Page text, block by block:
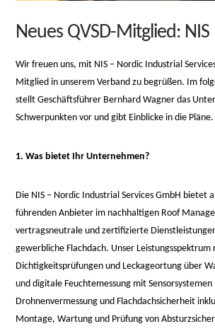
Neues QVSD-Mitglied: NIS
Wir freuen uns, mit NIS – Nordic Industrial
Mitglied in unserem Verband zu begrüßen. Im
stellt Geschäftsführer Bernhard Wagner das
Schwerpunkten vor und gibt Einblicke in die Pläne.
1. Was bietet Ihr Unternehmen?
Die NIS – Nordic Industrial Services GmbH bietet
führenden Anbieter im nachhaltigen Roof
vertragsneutrale und zertifizierte
gewerbliche Flachdach. Unser Leistungsspektrum
Dichtigkeitsprüfungen und Leckageortung über
und digitale Feuchtemessung mit Sensorsystemen
Drohnenvermessung und Flachdachsicherheit
Montage, Wartung und Prüfung von